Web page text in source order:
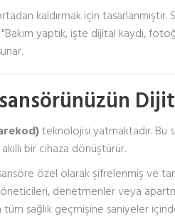
kaldırmak için tasarlanmıştır.
yaptık, işte dijital kaydı,
teknolojisi yatmaktadır. Bu
bir cihaza dönüştürür.
özel olarak şifrelenmiş ve
denetmenler veya
sağlık geçmişine saniyeler